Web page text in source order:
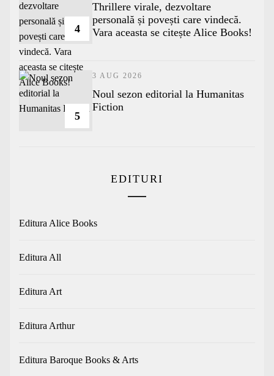
4
Thrillere virale, dezvoltare
personală și povești care vindecă.
Vara aceasta se citește Alice Books!
5
3 AUG 2026
​Noul sezon editorial la Humanitas
Fiction
EDITURI
Editura Alice Books
Editura All
Editura Art
Editura Arthur
Editura Baroque Books & Arts